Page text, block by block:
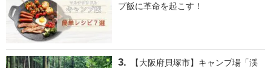
プ飯に革命を起こす！
【大阪府貝塚市】キャンプ場「渓